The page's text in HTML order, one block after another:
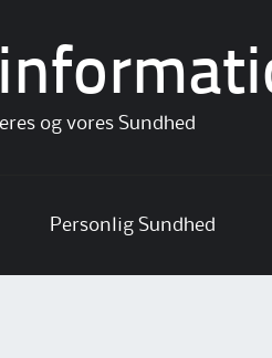
og vores Sundhed
Personlig Sundhed